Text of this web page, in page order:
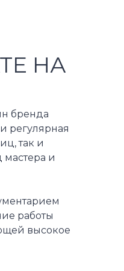
НА
бренда
регулярная
так и
и
работы
высокое